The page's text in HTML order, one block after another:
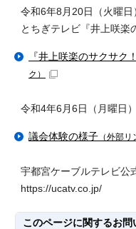
令和6年8月20日（火曜日
とちぎテレビ『井上咲楽
『井上咲楽のサクサク
ク）
令和4年6月6日（月曜日
議会体験の様子 （外部リ
宇都宮ケーブルテレビ公
https://ucatv.co.jp/
このページに関するお問